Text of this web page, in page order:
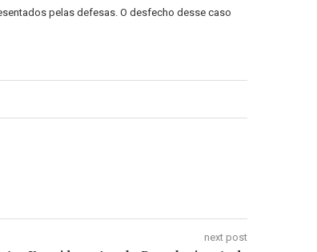
pelas defesas. O desfecho desse caso
next post